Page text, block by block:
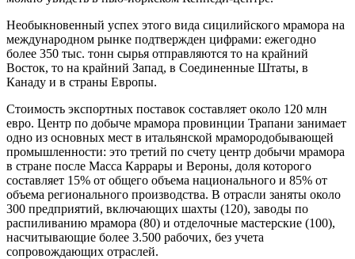
Необыкновенный успех этого вида сицилийского мрамора на
международном рынке подтвержден цифрами: ежегодно
более 350 тыс. тонн сырья отправляются то на крайний
Восток, то на крайний Запад, в Соединенные Штаты, в
Канаду и в страны Европы.
Стоимость экспортных поставок составляет около 120 млн
евро. Центр по добыче мрамора провинции Трапани занимает
одно из основных мест в итальянской мрамородобывающей
промышленности: это третий по счету центр добычи мрамора
в стране после Масса Каррары и Вероны, доля которого
составляет 15% от общего объема национального и 85% от
объема регионального производства. В отрасли заняты около
300 предприятий, включающих шахты (120), заводы по
распиливанию мрамора (80) и отделочные мастерские (100),
насчитывающие более 3.500 рабочих, без учета
сопровождающих отраслей.